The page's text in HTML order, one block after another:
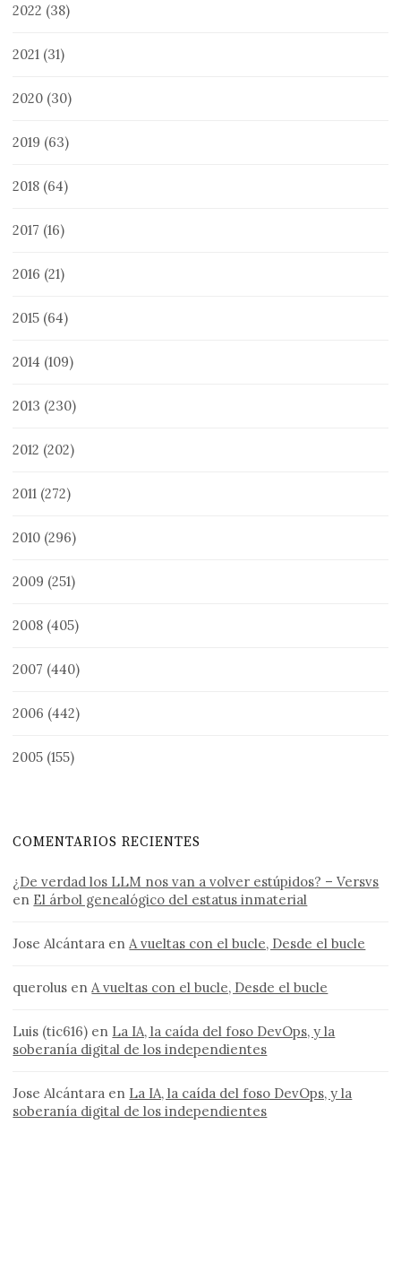
2022 (38)
2021 (31)
2020 (30)
2019 (63)
2018 (64)
2017 (16)
2016 (21)
2015 (64)
2014 (109)
2013 (230)
2012 (202)
2011 (272)
2010 (296)
2009 (251)
2008 (405)
2007 (440)
2006 (442)
2005 (155)
COMENTARIOS RECIENTES
¿De verdad los LLM nos van a volver estúpidos? – Versvs
en El árbol genealógico del estatus inmaterial
Jose Alcántara enA vueltas con el bucle, Desde el bucle
querolus enA vueltas con el bucle, Desde el bucle
Luis (tic616) en La IA, la caída del foso DevOps, y la
soberanía digital de los independientes
Jose Alcántara en La IA, la caída del foso DevOps, y la
soberanía digital de los independientes